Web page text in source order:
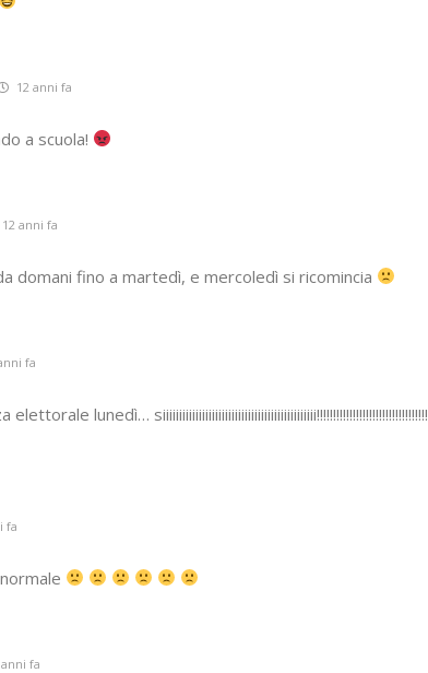
12 anni fa
a scuola!
12 anni fa
domani fino a martedì, e mercoledì si ricomincia
fa
lunedì… siiiiiiiiiiiiiiiiiiiiiiiiiiiiiiiiiiiiiiiiiiiiiii!!!!!!!!!!!!!!!!!!!!!!!!!!!!!!!!!!
fa
anni fa